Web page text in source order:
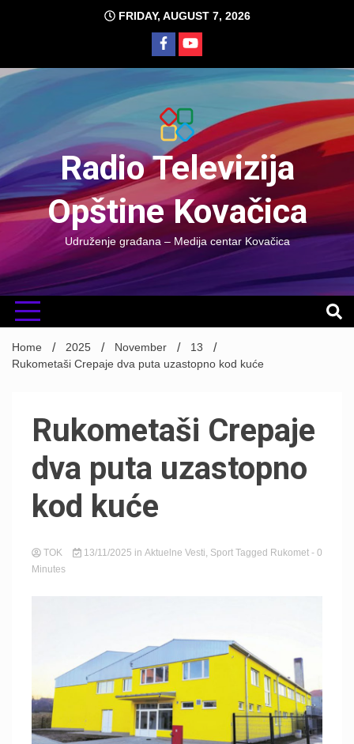
FRIDAY, AUGUST 7, 2026
Radio Televizija
Opštine Kovačica
Udruženje građana – Medija centar Kovačica
Home 2025 November
13
Rukometaši Crepaje dva puta uzastopno kod kuće
Rukometaši Crepaje
dva puta uzastopno
kod kuće
TOK 13/11/2025 in Aktuelne Vesti, Sport Tagged Rukomet - 0
Minutes